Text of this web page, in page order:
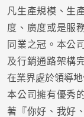
凡生產規模、生
度、廣度或是服
同業之冠。本公
及行銷通路架構
在業界處於領導地
本公司擁有優秀
著『你好、我好